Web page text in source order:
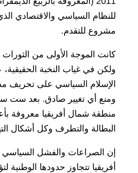
للنظام السياسي والاقتصادي
مشروع للتقدم.
كانت الموجة الأولى من الثورات
ولكن في غياب النخبة
الإسلام السياسي على تحريف
ومنع أي تغيير صادق. بعد ست
منطقة شمال أفريقيا معروفة
البطالة والتطرف وكل أشكال
إن الصراعات والفشل
أفريقيا تتجاوز حدودها الوطنية